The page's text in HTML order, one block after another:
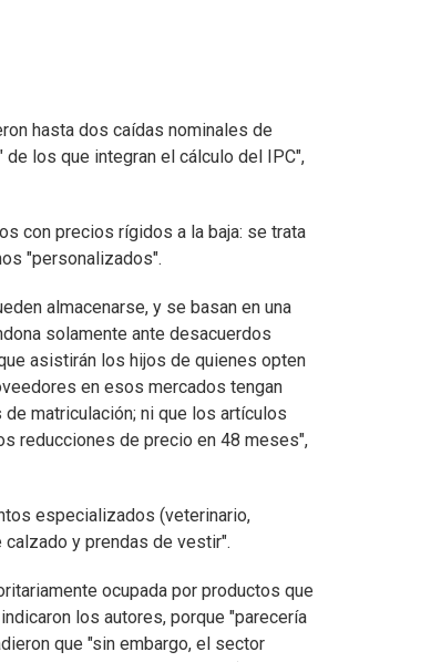
hasta dos caídas nominales de
los que integran el cálculo del IPC",
con precios rígidos a la baja: se trata
"personalizados".
almacenarse, y se basan en una
solamente ante desacuerdos
asistirán los hijos de quienes opten
en esos mercados tengan
matriculación; ni que los artículos
reducciones de precio en 48 meses",
especializados (veterinario,
y prendas de vestir".
ocupada por productos que
los autores, porque "parecería
que "sin embargo, el sector